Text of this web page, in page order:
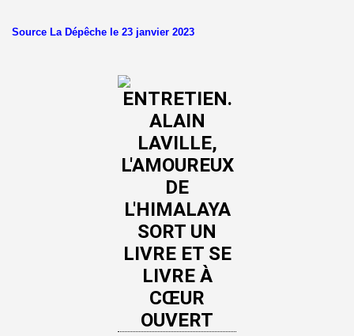
Source La Dépêche le 23 janvier 2023